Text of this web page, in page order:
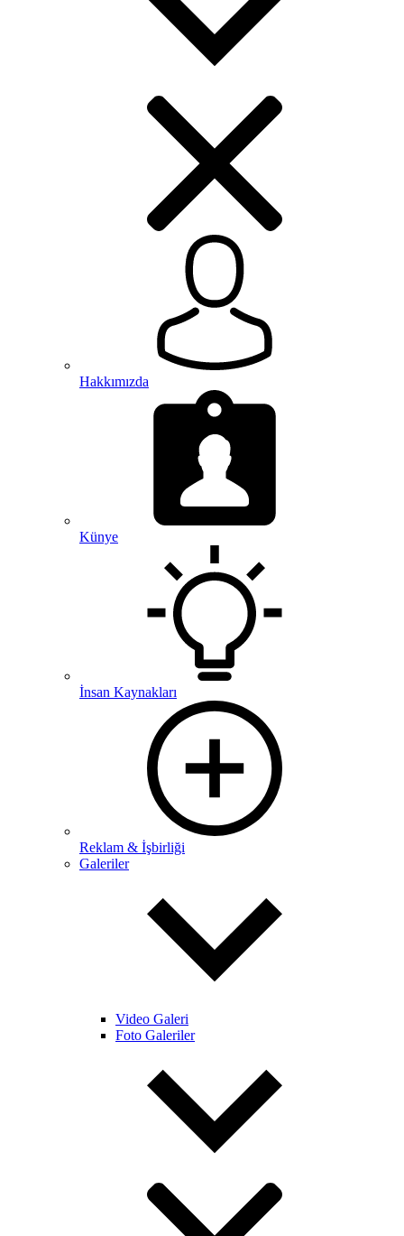
Hakkımızda
Künye
İnsan Kaynakları
Reklam & İşbirliği
Galeriler
Video Galeri
Foto Galeriler